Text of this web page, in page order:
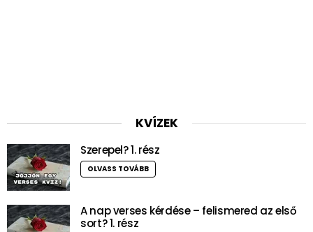
KVÍZEK
Szerepel? 1. rész
OLVASS TOVÁBB
A nap verses kérdése – felismered az első
sort? 1. rész